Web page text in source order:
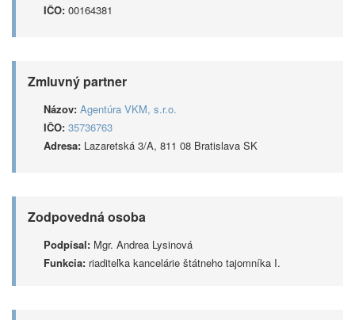
IČO: 00164381
Zmluvný partner
Názov: Agentúra VKM, s.r.o.
IČO: 35736763
Adresa: Lazaretská 3/A, 811 08 Bratislava SK
Zodpovedná osoba
Podpísal: Mgr. Andrea Lysinová
Funkcia: riaditeľka kancelárie štátneho tajomníka I.